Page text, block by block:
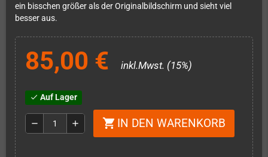
ein bisschen größer als der Originalbildschirm und sieht viel
besser aus.
85,00 € inkl.Mwst. (15%)
check Auf Lager
remove add shopping_cart IN DEN WARENKORB